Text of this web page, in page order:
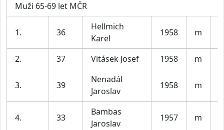
Muži 65-69 let MČR
1. 36
Hellmich
Karel
1958 m
2.
37 Vitásek Josef 1958 m
3. 39
Nenadál
Jaroslav
1958 m
4. 33
Bambas
Jaroslav
1957 m